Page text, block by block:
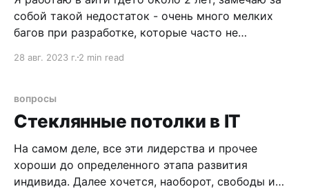
собой такой недостаток - очень много мелких
багов при разработке, которые часто не
приходится очень часто пушить хот-фиксы.
стартап, надо быстро, ревью особого нет,
серьезного тестирования тоже. Но
28 авг. 2023 г. 2 min read
вопросы
Стеклянные потолки в IT
На самом деле, все эти лидерства и прочее
хороши до определенного этапа развития
индивида. Далее хочется, наоборот, свободы и